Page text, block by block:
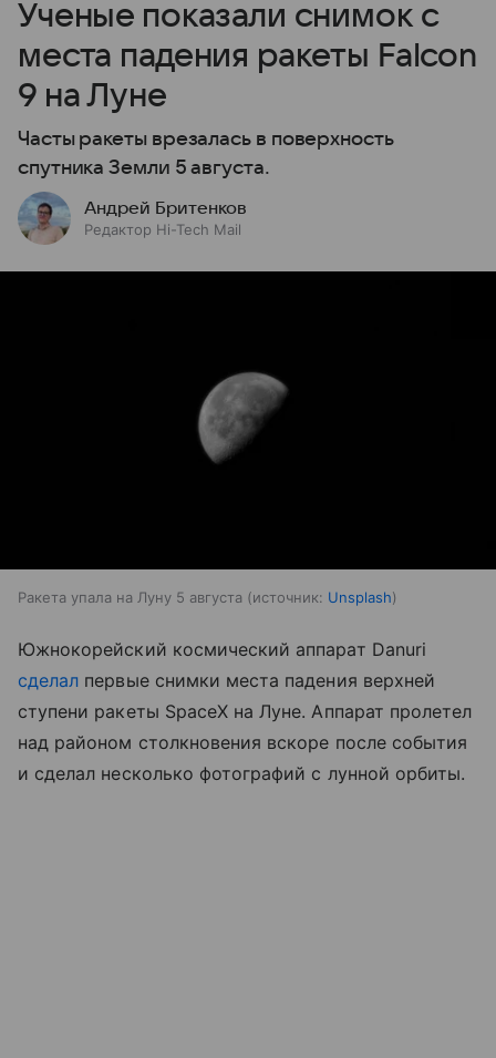
Ученые показали снимок с
места падения ракеты Falcon
9 на Луне
Часты ракеты врезалась в поверхность
спутника Земли 5 августа.
Андрей Бритенков
Редактор Hi-Tech Mail
Ракета упала на Луну 5 августа источник: Unsplash
Южнокорейский космический аппарат Danuri
сделал первые снимки места падения верхней
ступени ракеты SpaceX на Луне. Аппарат пролетел
над районом столкновения вскоре после события
и сделал несколько фотографий с лунной орбиты.